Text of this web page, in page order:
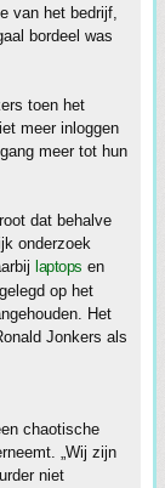
van het bedrijf,
bordeel was
toen het
meer inloggen
meer tot hun
dat behalve
onderzoek
laptops en
op het
Het
Jonkers als
chaotische
„Wij zijn
niet